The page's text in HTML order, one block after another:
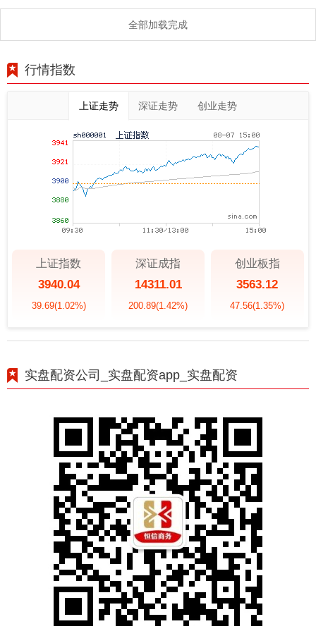
周期复盘
全部加载完成
行情指数
上证走势 深证走势 创业走势
上证指数
3940.04
39.69(1.02%)
深证成指
14311.01
200.89(1.42%)
创业板指
3563.12
47.56(1.35%)
实盘配资公司_实盘配资app_实盘配资